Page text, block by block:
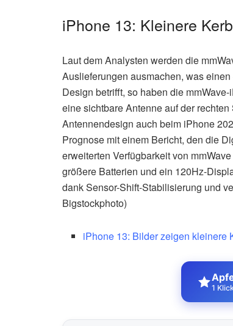
iPhone 13: Kleinere
Laut dem Analysten werden die
Auslieferungen ausmachen, was
Design betrifft, so haben die
eine sichtbare Antenne auf der
Antennendesign auch beim iPhone
Prognose mit einem Bericht, den die
erweiterten Verfügbarkeit von
größere Batterien und ein 120Hz-
dank Sensor-Shift-Stabilisierung und
Bigstockphoto)
iPhone 13: Bilder zeigen kleinere
1